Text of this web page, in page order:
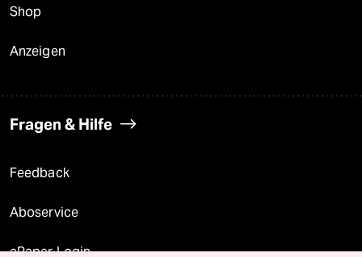
Shop
Anzeigen
Fragen & Hilfe
Feedback
Aboservice
ePaper Login